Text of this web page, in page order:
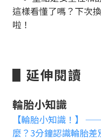
這樣看懂了嗎？下次
啦！
▋延伸閱讀
輪胎小知識
【輪胎小知識！】
麼？3分鐘認識輪胎差